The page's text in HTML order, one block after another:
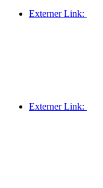
Externer Link:
Externer Link: